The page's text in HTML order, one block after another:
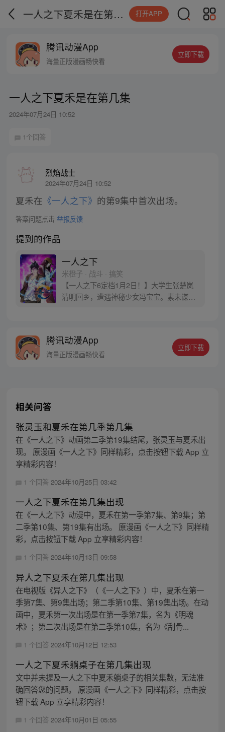
一人之下夏禾是在第几集 打开APP
腾讯动漫App
海量正版漫画畅快看
立即下载
一人之下夏禾是在第几集
2024年07月24日 10:52
1个回答
烈焰战士
2024年07月24日 10:52
夏禾在 《一人之下》 的第9集中首次出场。
答案问题点击 举报反馈
提到的作品
一人之下
米橙子 · 战斗 · 搞笑
【一人之下6定档1月2日！】大学生张楚岚
清明回乡，遭遇神秘少女冯宝宝。素未谋面
密，张楚岚的生活被彻底颠覆，与冯宝宝一
同踏上“异人”之旅。
腾讯动漫App
海量正版漫画畅快看
立即下载
相关问答
张灵玉和夏禾在第几季第几集
在《一人之下》动画第二季第19集结尾，张灵玉与夏禾出
现。 原漫画《一人之下》同样精彩，点击按钮下载 App 立
享精彩内容！
1 个回答 2024年10月25日 03:42
一人之下夏禾在第几集出现
在《一人之下》动漫中，夏禾在第一季第7集、第9集；第
二季第10集、第19集有出场。 原漫画《一人之下》同样精
彩，点击按钮下载 App 立享精彩内容！
1 个回答 2024年10月13日 09:58
异人之下夏禾在第几集出现
在电视版《异人之下》（《一人之下》）中，夏禾在第一
季第7集、第9集出场；第二季第10集、第19集出场。在动
画中，夏禾第一次出场是在第一季第7集，名为《明魂
术》；第二次出场是在第二季第10集，名为《刮骨...
1 个回答 2024年10月12日 12:53
一人之下夏禾躺桌子在第几集出现
文中并未提及一人之下中夏禾躺桌子的相关集数，无法准
确回答您的问题。 原漫画《一人之下》同样精彩，点击按
钮下载 App 立享精彩内容！
1 个回答 2024年10月01日 05:55